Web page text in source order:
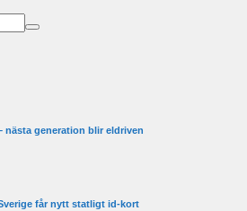
nästa generation blir eldriven
får nytt statligt id-kort